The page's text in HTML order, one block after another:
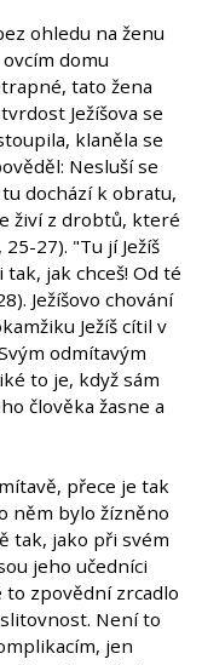
ohledu na ženu
domu
tato žena
Ježíšova se
klaněla se
Nesluší se
dochází k obratu,
živí z drobtů, které
27). "Tu jí Ježíš
jak chceš! Od té
Ježíšovo chování
Ježíš cítil v
odmítavým
to je, když sám
člověka žasne a
přece je tak
něm bylo žízněno
tak, jako při svém
jeho učedníci
to zpovědní zrcadlo
Není to
jen